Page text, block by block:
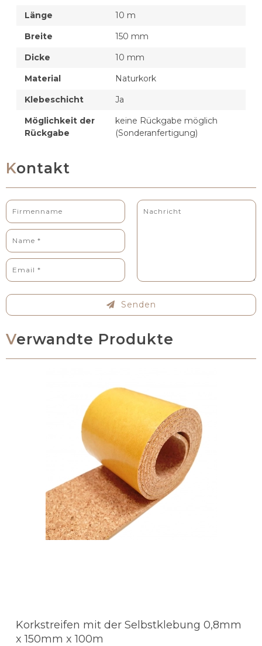
Länge
10 m
Breite
150 mm
Dicke
10 mm
Material
Naturkork
Klebeschicht
Ja
Möglichkeit der
Rückgabe
keine Rückgabe möglich
(Sonderanfertigung)
Kontakt
Senden
Verwandte Produkte
Korkstreifen mit der Selbstklebung 0,8mm
x 150mm x 100m